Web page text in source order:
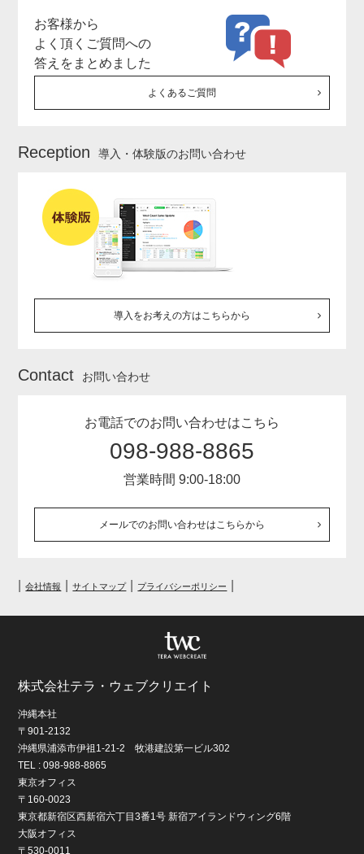
お客様から
よく頂くご質問への
答えをまとめました
よくあるご質問
Reception 導入・体験版のお問い合わせ
導入をお考えの方はこちらから
Contact お問い合わせ
お電話でのお問い合わせはこちら
098-988-8865
営業時間 9:00-18:00
メールでのお問い合わせはこちらから
会社情報 サイトマップ プライバシーポリシー
株式会社テラ・ウェブクリエイト
沖縄本社
〒901-2132
沖縄県浦添市伊祖1-21-2 牧港建設第一ビル302
TEL : 098-988-8865
東京オフィス
〒160-0023
東京都新宿区西新宿六丁目3番1号 新宿アイランドウィング6階
大阪オフィス
〒530-0011